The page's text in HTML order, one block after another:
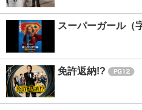
スーパーガール（
免許返納!?